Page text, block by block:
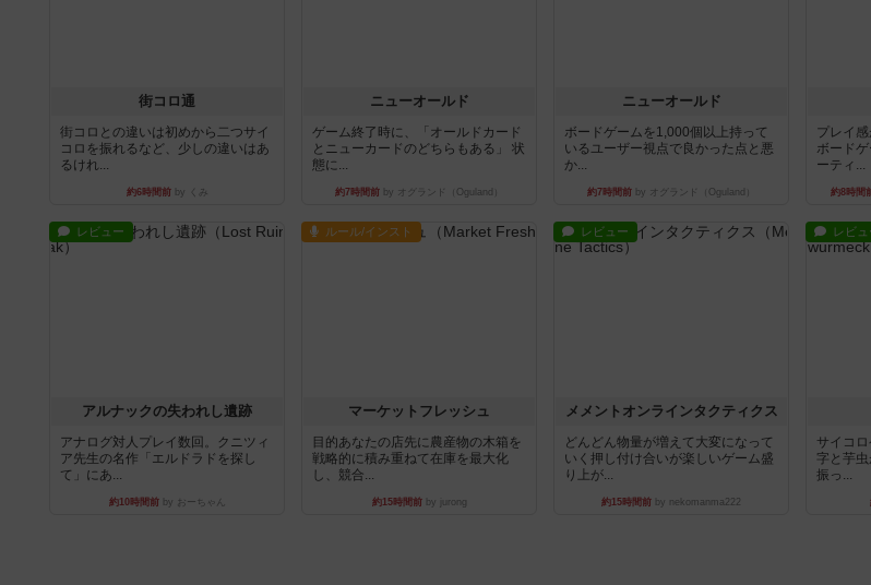
街コロ通
街コロとの違いは初めから二つサイ
コロを振れるなど、少しの違いはあ
るけれ...
約6時間前by くみ
ニューオールド
ゲーム終了時に、「オールドカード
とニューカードのどちらもある」 状
態に...
約7時間前 by オグランド（Oguland）
ニューオールド
ボードゲームを1,000個以上持って
いるユーザー視点で良かった点と悪
か...
約7時間前 by オグランド（Oguland）
プレイ
ボード
ーティ...
約8時間
レビュー
アルナックの失われし遺跡
アナログ対人プレイ数回。クニツィ
ア先生の名作「エルドラドを探し
て」にあ...
約10時間前by おーちゃん
ルール/インスト
マーケットフレッシュ
目的あなたの店先に農産物の木箱を
戦略的に積み重ねて在庫を最大化
し、競合...
約15時間前by jurong
レビュー
メメントオンラインタクティクス
どんどん物量が増えて大変になって
いく押し付け合いが楽しいゲーム盛
り上が...
約15時間前 by nekomanma222
レビュ
サイコ
字と芋
振っ...